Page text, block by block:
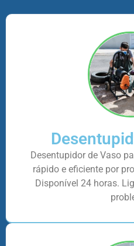
Desentupidor de Vaso
rápido e eficiente por
Disponível 24 horas.